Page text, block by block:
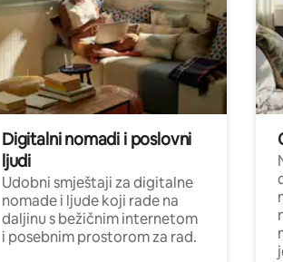
Digitalni nomadi i poslovni
ljudi
Udobni smještaji za digitalne
nomade i ljude koji rade na
daljinu s bežičnim internetom
i posebnim prostorom za rad.